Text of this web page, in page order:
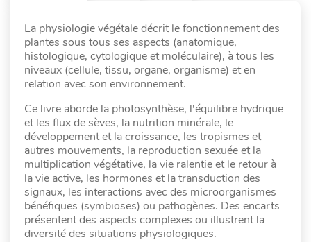
La physiologie végétale décrit le fonctionnement des
plantes sous tous ses aspects (anatomique,
histologique, cytologique et moléculaire), à tous les
niveaux (cellule, tissu, organe, organisme) et en
relation avec son environnement.
Ce livre aborde la photosynthèse, l'équilibre hydrique
et les flux de sèves, la nutrition minérale, le
développement et la croissance, les tropismes et
autres mouvements, la reproduction sexuée et la
multiplication végétative, la vie ralentie et le retour à
la vie active, les hormones et la transduction des
signaux, les interactions avec des microorganismes
bénéfiques (symbioses) ou pathogènes. Des encarts
présentent des aspects complexes ou illustrent la
diversité des situations physiologiques.